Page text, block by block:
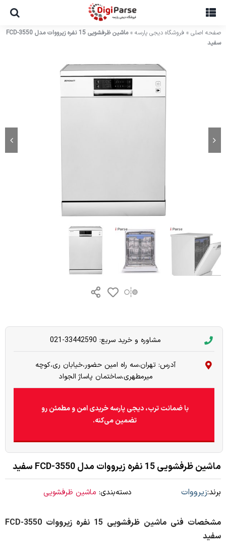
content
صفحه اصلی » فروشگاه دیجی پارسه »
ماشین ظرفشویی 15 نفره زیرووات مدل FCD-3550
سفید
مشاوره و خرید سریع: 33442590-021
آدرس: تهران،سه راه امین حضور،خیابان ری،کوچه
میرمطهری،ساختمان پاساژ الجواد
با ضمانت ترب، دیجی پارسه خریدی امن و مطمئن رو
تضمین می‌کنه.
ماشین ظرفشویی 15 نفره زیرووات مدل FCD-3550 سفید
برند:زیرووات دسته‌بندی: ماشین ظرفشویی
مشخصات فنی ماشین ظرفشویی 15 نفره زیرووات FCD-3550
سفید